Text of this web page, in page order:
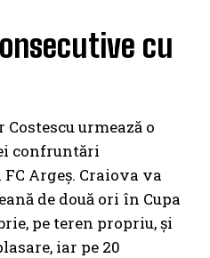
cu
urmează o
confruntări
Argeș. Craiova va
de două ori în Cupa
pe teren propriu, și
iar pe 20